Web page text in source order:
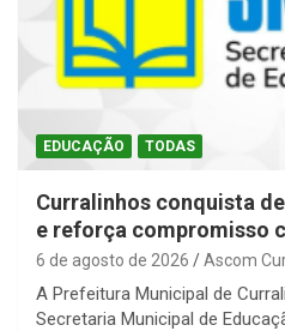
EDUCAÇÃO TODAS
Curralinhos conquista
e reforça compromisso
6 de agosto de 2026 Ascom
A Prefeitura Municipal de
Secretaria Municipal de